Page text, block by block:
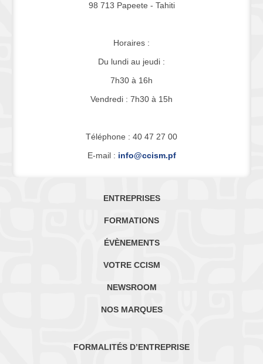
98 713 Papeete - Tahiti
Horaires :
Du lundi au jeudi :
7h30 à 16h
Vendredi : 7h30 à 15h
Téléphone : 40 47 27 00
E-mail : info@ccism.pf
ENTREPRISES
FORMATIONS
ÉVÈNEMENTS
VOTRE CCISM
NEWSROOM
NOS MARQUES
FORMALITÉS D’ENTREPRISE